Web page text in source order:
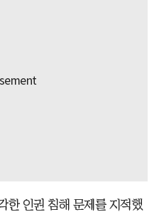
한 인권 침해 문제를 지적했